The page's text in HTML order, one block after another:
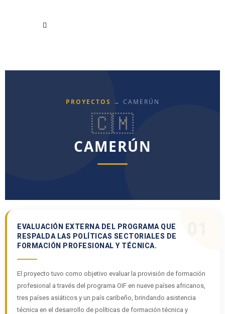
PROYECTOS → CAMERÚN
🇨🇲
CAMERÚN
EVALUACIÓN EXTERNA DEL PROGRAMA QUE
RESPALDA LAS POLÍTICAS SECTORIALES DE
FORMACIÓN PROFESIONAL Y TÉCNICA.
El proyecto tuvo como objetivo evaluar la provisión de formación
profesional a través del programa OIF en nueve países africanos,
tres países asiáticos y un país caribeño, brindando asistencia
técnica en el desarrollo de políticas de formación técnica y